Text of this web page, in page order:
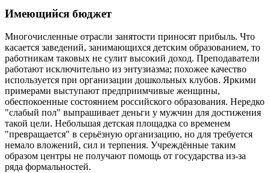
Имеющийся бюджет
Многочисленные отрасли занятости приносят прибыль. Что
касается заведений, занимающихся детским образованием, то
работникам таковых не сулит высокий доход. Преподаватели
работают исключительно из энтузиазма; похожее качество
используется при организации дошкольных клубов. Яркими
примерами выступают предприимчивые женщины,
обеспокоенные состоянием российского образования. Нередко
"слабый пол" выпрашивает деньги у мужчин для достижения
такой цели. Небольшая детская площадка со временем
"превращается" в серьёзную организацию, но для требуется
немало вложений, сил и терпения. Учреждённые таким
образом центры не получают помощь от государства из-за
ряда формальностей.